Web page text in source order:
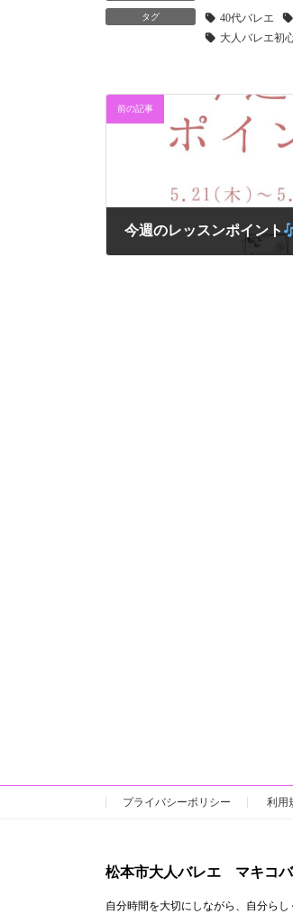
タグ 40代バレエ
大人バレエ初
前の記事
今週のレッスンポイント
プライバシーポリシー 利用
松本市大人バレエ マキコ
自分時間を大切にしながら、自分ら